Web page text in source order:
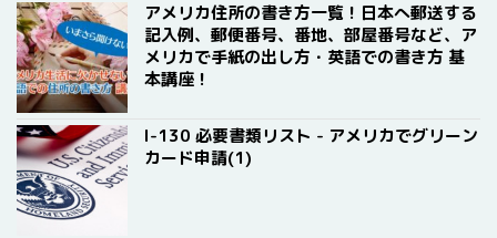
アメリカ住所の書き方一覧！日本へ郵送する
記入例、郵便番号、番地、部屋番号など、ア
メリカで手紙の出し方・英語での書き方 基
本講座！
I-130 必要書類リスト - アメリカでグリーン
カード申請(1)